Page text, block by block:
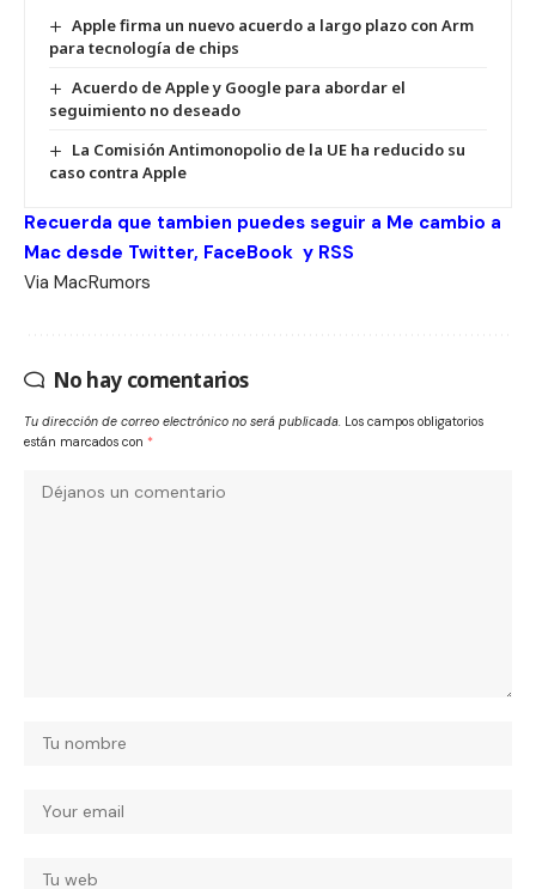
Apple firma un nuevo acuerdo a largo plazo con Arm
para tecnología de chips
Acuerdo de Apple y Google para abordar el
seguimiento no deseado
La Comisión Antimonopolio de la UE ha reducido su
caso contra Apple
Recuerda que tambien puedes seguir a Me cambio a
Mac desde Twitter, FaceBook y RSS
Via MacRumors
No hay comentarios
Tu dirección de correo electrónico no será publicada. Los campos obligatorios
están marcados con *